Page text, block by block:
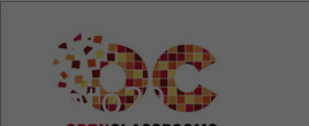
photo29